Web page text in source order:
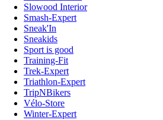
Slowood Interior
Smash-Expert
Sneak'In
Sneakids
Sport is good
Training-Fit
Trek-Expert
Triathlon-Expert
TripNBikers
Vélo-Store
Winter-Expert